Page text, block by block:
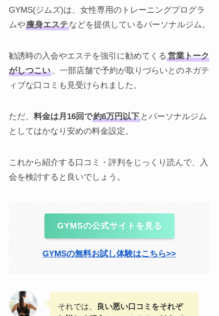
GYMS(ジムズ)は、女性専用のトレーニングプログラ
ムや痩身エステなどを提供しているパーソナルジム。
勧誘時の入会やエステを強引に勧めてくる 営業トーク
がしつこい、一部店舗で予約が取りづらいとのネガテ
ィブな口コミも見受けられました。
ただ、 料金は月16回で約6万円以下とパーソナルジム
としてはかなり安めの料金設定。
これから紹介する口コミ・評判をじっくり読んで、入
会を検討すると良いでしょう。
GYMSの公式サイトを見る
GYMSの無料お試し体験はこちら>>
それでは、
良い悪い口コミをそれぞ